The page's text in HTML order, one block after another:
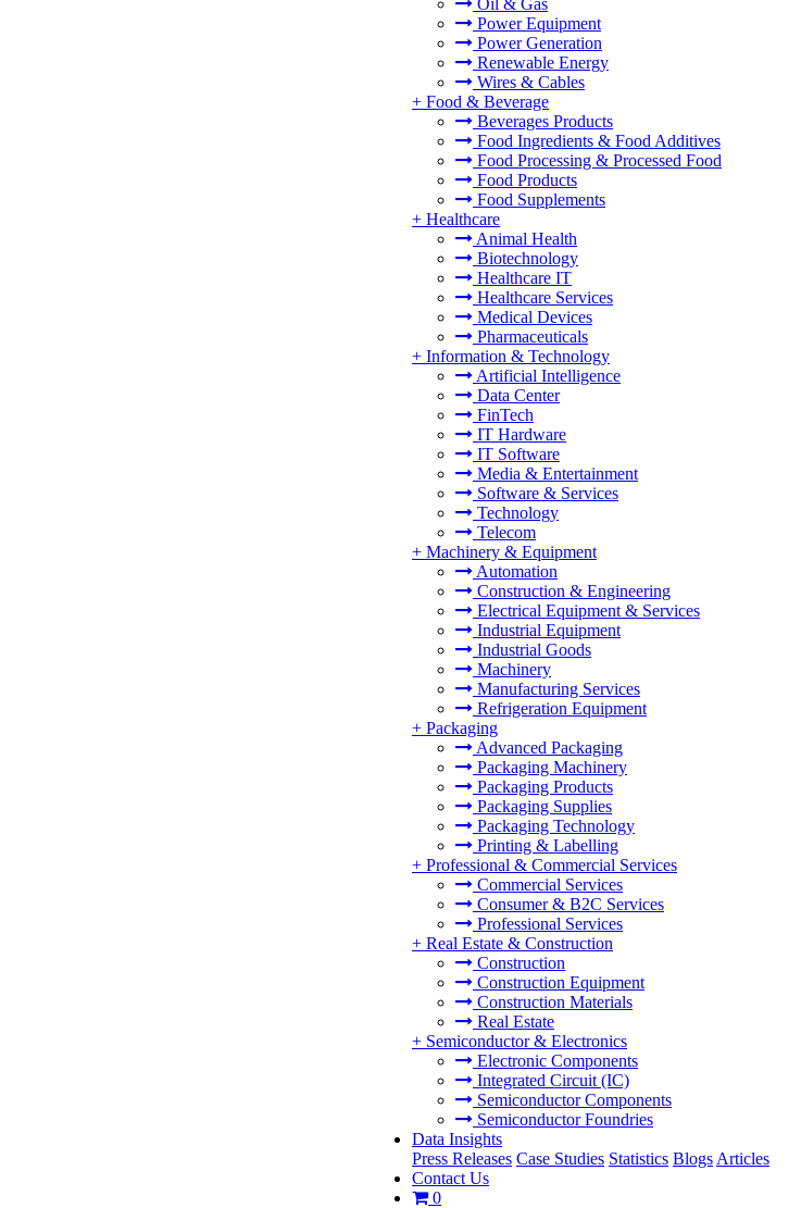
Oil & Gas
Power Equipment
Power Generation
Renewable Energy
Wires & Cables
+ Food & Beverage
Beverages Products
Food Ingredients & Food Additives
Food Processing & Processed Food
Food Products
Food Supplements
+ Healthcare
Animal Health
Biotechnology
Healthcare IT
Healthcare Services
Medical Devices
Pharmaceuticals
+ Information & Technology
Artificial Intelligence
Data Center
FinTech
IT Hardware
IT Software
Media & Entertainment
Software & Services
Technology
Telecom
+ Machinery & Equipment
Automation
Construction & Engineering
Electrical Equipment & Services
Industrial Equipment
Industrial Goods
Machinery
Manufacturing Services
Refrigeration Equipment
+ Packaging
Advanced Packaging
Packaging Machinery
Packaging Products
Packaging Supplies
Packaging Technology
Printing & Labelling
+ Professional & Commercial Services
Commercial Services
Consumer & B2C Services
Professional Services
+ Real Estate & Construction
Construction
Construction Equipment
Construction Materials
Real Estate
+ Semiconductor & Electronics
Electronic Components
Integrated Circuit (IC)
Semiconductor Components
Semiconductor Foundries
Data Insights
Press Releases Case Studies Statistics Blogs Articles
Contact Us
0